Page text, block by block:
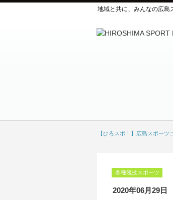
地域と共に、みんなの広島
【ひろスポ！】広島スポーツ
各種競技スポーツ
2020年06月29日